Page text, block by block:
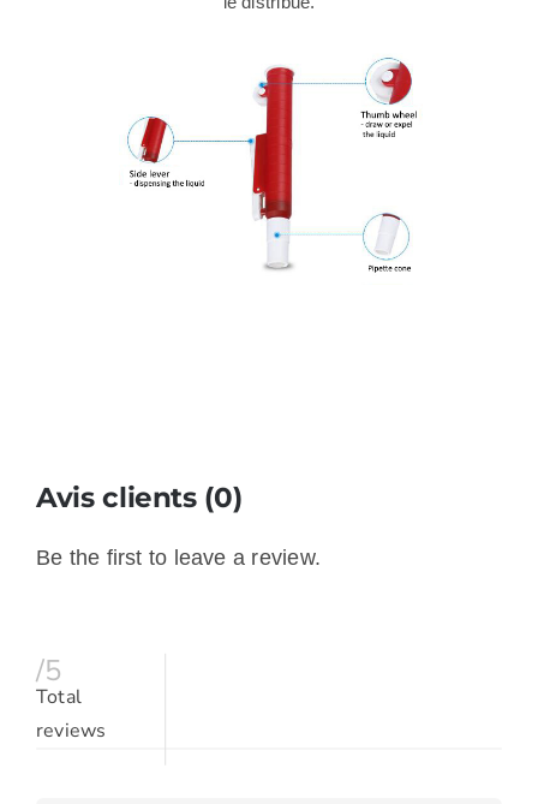
Avis clients (0)
Be the first to leave a review.
/5
Total
reviews